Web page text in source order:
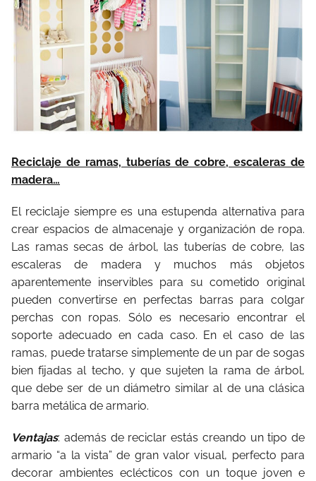
Reciclaje de ramas, tuberías de cobre, escaleras de
madera…
El reciclaje siempre es una estupenda alternativa para
crear espacios de almacenaje y organización de ropa.
Las ramas secas de árbol, las tuberías de cobre, las
escaleras de madera y muchos más objetos
aparentemente inservibles para su cometido original
pueden convertirse en perfectas barras para colgar
perchas con ropas. Sólo es necesario encontrar el
soporte adecuado en cada caso. En el caso de las
ramas, puede tratarse simplemente de un par de sogas
bien fijadas al techo, y que sujeten la rama de árbol,
que debe ser de un diámetro similar al de una clásica
barra metálica de armario.
Ventajas: además de reciclar estás creando un tipo de
armario “a la vista” de gran valor visual, perfecto para
decorar ambientes eclécticos con un toque joven e